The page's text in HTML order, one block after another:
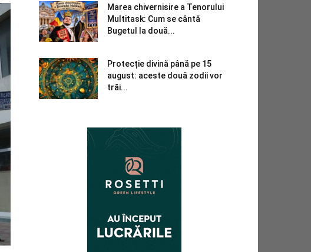
Marea chivernisire a Tenorului
Multitask: Cum se cântă
Bugetul la două...
Protecție divină până pe 15
august: aceste două zodii vor
trăi...